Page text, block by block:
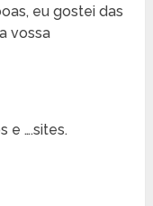
eu gostei das
vossa
e ….sites.